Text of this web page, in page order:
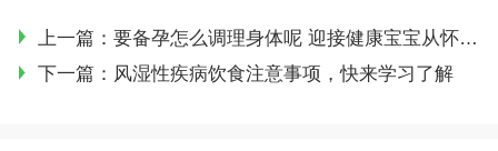
上一篇： 要备孕怎么调理身体呢 迎接健康宝宝从怀孕前做起
下一篇： 风湿性疾病饮食注意事项，快来学习了解